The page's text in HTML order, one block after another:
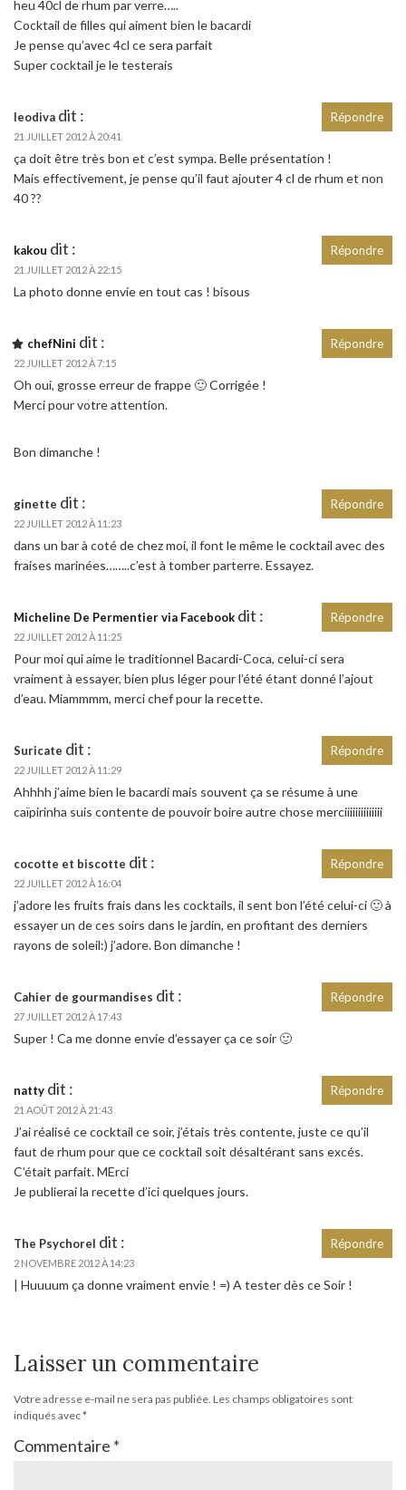
heu 40cl de rhum par verre…..
Cocktail de filles qui aiment bien le bacardi
Je pense qu’avec 4cl ce sera parfait
Super cocktail je le testerais
leodiva dit :
21 JUILLET 2012 À 20:41
ça doit être très bon et c’est sympa. Belle présentation !
Mais effectivement, je pense qu’il faut ajouter 4 cl de rhum et non
40 ??
Répondre
kakou dit :
21 JUILLET 2012 À 22:15
La photo donne envie en tout cas ! bisous
Répondre
chefNini dit :
22 JUILLET 2012 À 7:15
Oh oui, grosse erreur de frappe 🙂 Corrigée !
Merci pour votre attention.
Bon dimanche !
Répondre
ginette dit :
22 JUILLET 2012 À 11:23
dans un bar à coté de chez moi, il font le même le cocktail avec des
fraises marinées……..c’est à tomber parterre. Essayez.
Répondre
Micheline De Permentier via Facebook dit :
22 JUILLET 2012 À 11:25
Pour moi qui aime le traditionnel Bacardi-Coca, celui-ci sera
vraiment à essayer, bien plus léger pour l’été étant donné l’ajout
d’eau. Miammmm, merci chef pour la recette.
Répondre
Suricate dit :
22 JUILLET 2012 À 11:29
Ahhhh j’aime bien le bacardi mais souvent ça se résume à une
caïpirinha suis contente de pouvoir boire autre chose merciiiiiiiiiiiiii
Répondre
cocotte et biscotte dit :
22 JUILLET 2012 À 16:04
j’adore les fruits frais dans les cocktails, il sent bon l’été celui-ci 🙂 à
essayer un de ces soirs dans le jardin, en profitant des derniers
rayons de soleil:) j’adore. Bon dimanche !
Répondre
Cahier de gourmandises dit :
27 JUILLET 2012 À 17:43
Super ! Ca me donne envie d’essayer ça ce soir 🙂
Répondre
natty dit :
21 AOÛT 2012 À 21:43
J’ai réalisé ce cocktail ce soir, j’étais très contente, juste ce qu’il
faut de rhum pour que ce cocktail soit désaltérant sans excés.
C’était parfait. MErci
Je publierai la recette d’ici quelques jours.
Répondre
The Psychorel dit :
2 NOVEMBRE 2012 À 14:23
| Huuuum ça donne vraiment envie ! =) A tester dès ce Soir !
Répondre
Laisser un commentaire
Votre adresse e-mail ne sera pas publiée. Les champs obligatoires sont
indiqués avec*
Commentaire *